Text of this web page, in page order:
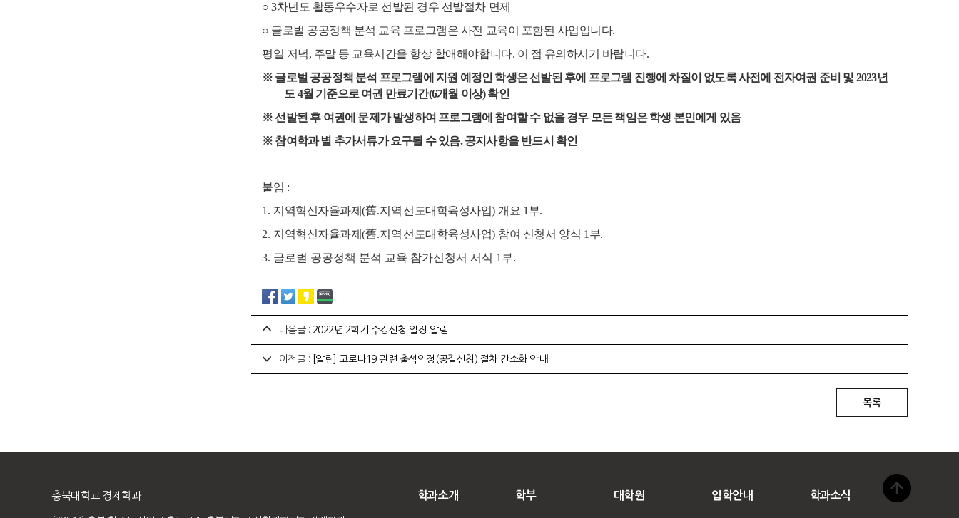
○3차년도 활동우수자로 선발된 경우 선발절차 면제
○ 글로벌 공공정책 분석 교육 프로그램은 사전 교육이 포함된 사업입니다.
평일 저녁, 주말 등 교육시간을 항상 할애해야합니다. 이 점 유의하시기 바랍니다.
※ 글로벌 공공정책 분석 프로그램에 지원 예정인 학생은 선발된 후에 프로그램 진행에 차질이 없도록 사전에 전자여권 준비 및 2023년
도 4월 기준으로 여권 만료기간(6개월 이상)확인
※선발된 후 여권에 문제가 발생하여 프로그램에 참여할 수 없을 경우 모든 책임은 학생 본인에게 있음
※ 참여학과 별 추가서류가 요구될 수 있음.공지사항을 반드시 확인
붙임 :
1. 지역혁신자율과제(舊.지역선 도대학육성사업) 개요 1 부.
2. 지역혁신자율과제(舊.지역선 도대학육성사업) 참여 신청서 양식 1 부.
3. 글로벌 공공정책 분석 교육 참가신청서 서식 1부.
다음글 : 2022년 2학기 수강신청 일정 알림.
이전글 : [알림] 코로나19 관련 출석인정(공결신청) 절차 간소화 안내
충북대학교 경제학과 학과소개 학부 대학원 입학안내 학과소식